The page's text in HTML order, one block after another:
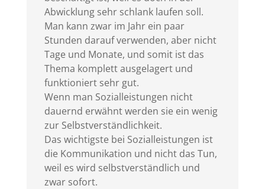
Abwicklung sehr schlank laufen soll.
Man kann zwar im Jahr ein paar
Stunden darauf verwenden, aber nicht
Tage und Monate, und somit ist das
Thema komplett ausgelagert und
funktioniert sehr gut.
Wenn man Sozialleistungen nicht
dauernd erwähnt werden sie ein wenig
zur Selbstverständlichkeit.
Das wichtigste bei Sozialleistungen ist
die Kommunikation und nicht das Tun,
weil es wird selbstverständlich und
zwar sofort.